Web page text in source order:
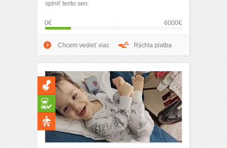
splniť tento sen.
0€ 6000€
Chcem vedieť viac Rýchla platba